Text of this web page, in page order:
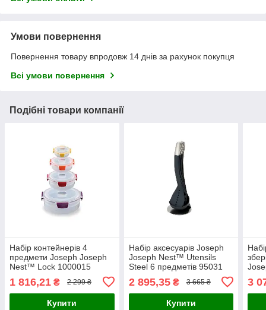
Умови повернення
Повернення товару впродовж 14 днів за рахунок покупця
Всі умови повернення
Подібні товари компанії
Набір контейнерів 4
предмети Joseph Joseph
Nest™ Lock 1000015
1 816,21 ₴ 2 299 ₴
Купити
Набір аксесуарів Joseph
Joseph Nest™ Utensils
Steel 6 предметів 95031
2 895,35₴ 3 665 ₴
Купити
6
3